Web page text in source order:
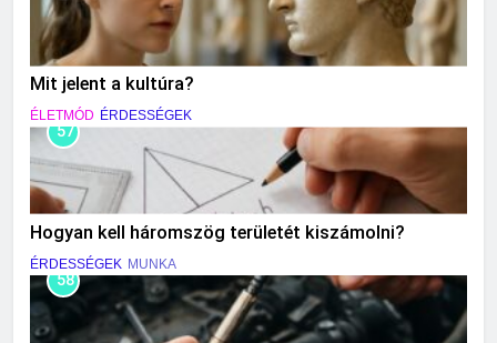
Mit jelent a kultúra?
ÉLETMÓD ÉRDESSÉGEK
57
Hogyan kell háromszög területét kiszámolni?
ÉRDESSÉGEK MUNKA
58